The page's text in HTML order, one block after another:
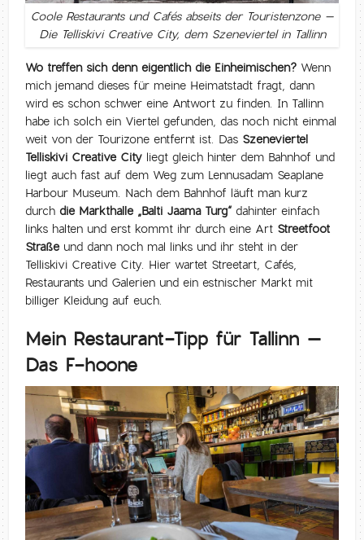
Coole Restaurants und Cafés abseits der Touristenzone –
Die Telliskivi Creative City, dem Szeneviertel in Tallinn
Wo treffen sich denn eigentlich die Einheimischen? Wenn
mich jemand dieses für meine Heimatstadt fragt, dann
wird es schon schwer eine Antwort zu finden. In Tallinn
habe ich solch ein Viertel gefunden, das noch nicht einmal
weit von der Tourizone entfernt ist. Das Szeneviertel
Telliskivi Creative City liegt gleich hinter dem Bahnhof und
liegt auch fast auf dem Weg zum Lennusadam Seaplane
Harbour Museum. Nach dem Bahnhof läuft man kurz
durchdie Markthalle „Balti Jaama Turg“ dahinter einfach
links halten und erst kommt ihr durch eine Art Streetfoot
Straßeund dann noch mal links und ihr steht in der
Telliskivi Creative City. Hier wartet Streetart, Cafés,
Restaurants und Galerien und ein estnischer Markt mit
billiger Kleidung auf euch.
Mein Restaurant-Tipp für Tallinn –
Das F-hoone